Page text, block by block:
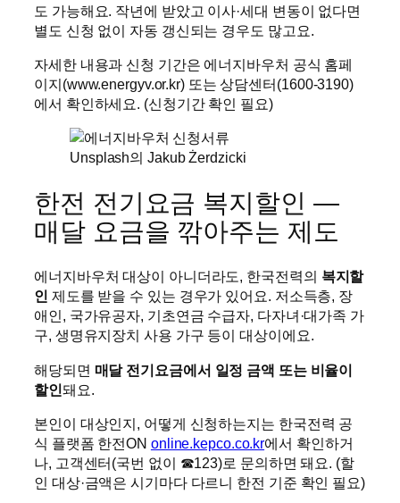
도 가능해요. 작년에 받았고 이사·세대 변동이 없다면
별도 신청 없이 자동 갱신되는 경우도 많고요.
자세한 내용과 신청 기간은 에너지바우처 공식 홈페
이지(www.energyv.or.kr) 또는 상담센터(1600-3190)
에서 확인하세요. (신청기간 확인 필요)
Unsplash의 Jakub Żerdzicki
한전 전기요금 복지할인 —
매달 요금을 깎아주는 제도
에너지바우처 대상이 아니더라도, 한국전력의 복지할
인 제도를 받을 수 있는 경우가 있어요. 저소득층, 장
애인, 국가유공자, 기초연금 수급자, 다자녀·대가족 가
구, 생명유지장치 사용 가구 등이 대상이에요.
해당되면 매달 전기요금에서 일정 금액 또는 비율이
할인돼요.
본인이 대상인지, 어떻게 신청하는지는 한국전력 공
식 플랫폼 한전ON online.kepco.co.kr에서 확인하거
나, 고객센터(국번 없이 ☎123)로 문의하면 돼요. (할
인 대상·금액은 시기마다 다르니 한전 기준 확인 필요)